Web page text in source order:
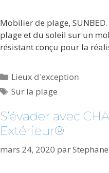
Mobilier de plage,
plage et du soleil sur un
résistant conçu pour la
Catégories
Lieux d'exception
Étiquettes
Sur la plage
S’évader avec
Extérieur®
mars 24, 2020 par